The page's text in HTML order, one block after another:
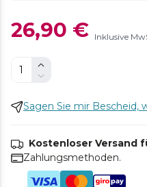
26,90 € Inklusive
Sagen Sie mir Bescheid,
Kostenloser Versand
Zahlungsmethoden.